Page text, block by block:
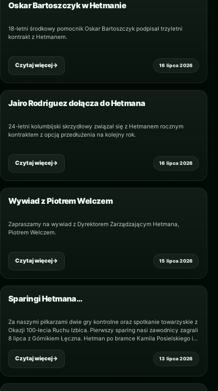
16 lipca 2026
Oskar Bartoszczyk w Hetmanie
18-letni środkowy pomocnik Oskar Bartoszczyk podpisał trzyletni
kontrakt z Hetmanem.
Czytaj więcej→
16 lipca 2026
Jairo Rodriguez dołącza do Hetmana
24-letni kolumbijski skrzydłowy związał się z Hetmanem rocznym
kontraktem z opcją przedłużenia na kolejny rok.
Czytaj więcej→
15 lipca 2026
Wywiad z Piotrem Welczem
Zapraszamy na wywiad z Dyrektorem Zarządzającym Hetmana,
Piotrem Welczem.
Czytaj więcej→
13 lipca 2026
Sparingi Hetmana…
Za naszymi piłkarzami dwie gry kontrolne oraz spotkanie towarzyskie z
Okazji 100-lecia Ruchu Izbica. Pierwszy sparing nasi zawodnicy zagrali
8 lipca z Górnikiem Łęczna. Hetman po bramce Kamila Posielskiego i
Czytaj więcej→